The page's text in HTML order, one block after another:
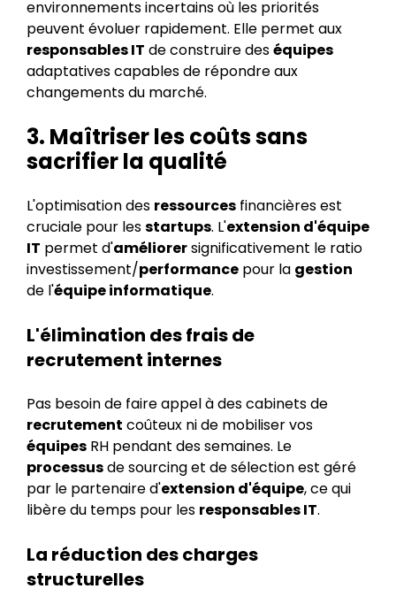
environnements incertains où les priorités
peuvent évoluer rapidement. Elle permet aux
responsables IT de construire deséquipes
adaptatives capables de répondre aux
changements du marché.
3. Maîtriser les coûts sans
sacrifier la qualité
L'optimisation des ressources financières est
cruciale pour lesstartups. L'extension d'équipe
IT permet d'améliorersignificativement le ratio
investissement/performance pour la gestion
de l'équipe informatique.
L'élimination des frais de
recrutement internes
Pas besoin de faire appel à des cabinets de
recrutement coûteux ni de mobiliser vos
équipes RH pendant des semaines. Le
processusde sourcing et de sélection est géré
par le partenaire d'extension d'équipe, ce qui
libère du temps pour les responsables IT.
La réduction des charges
structurelles